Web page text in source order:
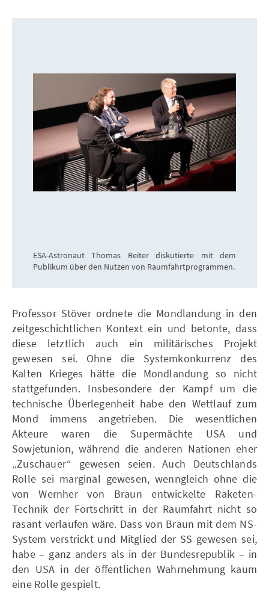
ESA-Astronaut Thomas Reiter diskutierte mit dem
Publikum über den Nutzen von Raumfahrtprogrammen.
Professor Stöver ordnete die Mondlandung in den
zeitgeschichtlichen Kontext ein und betonte, dass
diese letztlich auch ein militärisches Projekt
gewesen sei. Ohne die Systemkonkurrenz des
Kalten Krieges hätte die Mondlandung so nicht
stattgefunden. Insbesondere der Kampf um die
technische Überlegenheit habe den Wettlauf zum
Mond immens angetrieben. Die wesentlichen
Akteure waren die Supermächte USA und
Sowjetunion, während die anderen Nationen eher
„Zuschauer“ gewesen seien. Auch Deutschlands
Rolle sei marginal gewesen, wenngleich ohne die
von Wernher von Braun entwickelte Raketen-
Technik der Fortschritt in der Raumfahrt nicht so
rasant verlaufen wäre. Dass von Braun mit dem NS-
System verstrickt und Mitglied der SS gewesen sei,
habe – ganz anders als in der Bundesrepublik – in
den USA in der öffentlichen Wahrnehmung kaum
eine Rolle gespielt.